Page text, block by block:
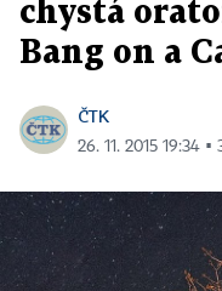
chystá
Bang on a
ČTK
26. 11. 2015 19:34